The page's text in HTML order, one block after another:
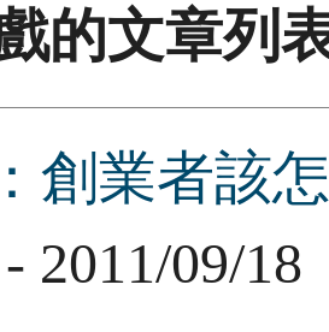
的文章列
創業者該
- 2011/09/18